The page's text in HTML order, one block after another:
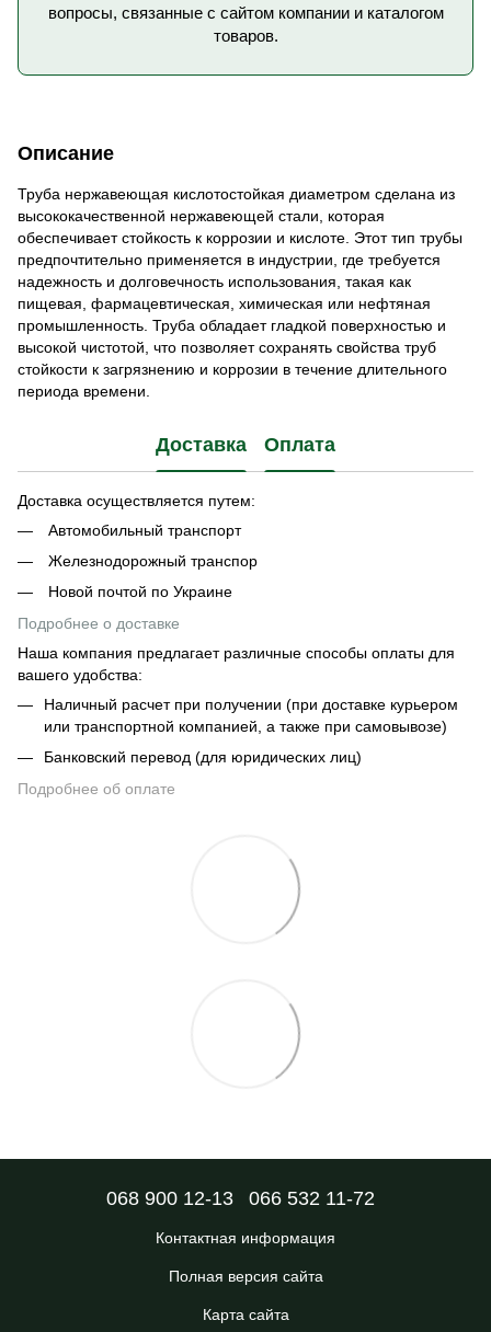
вопросы, связанные с сайтом компании и каталогом
товаров.
Описание
Труба нержавеющая кислотостойкая диаметром сделана из
высококачественной нержавеющей стали, которая
обеспечивает стойкость к коррозии и кислоте. Этот тип трубы
предпочтительно применяется в индустрии, где требуется
надежность и долговечность использования, такая как
пищевая, фармацевтическая, химическая или нефтяная
промышленность. Труба обладает гладкой поверхностью и
высокой чистотой, что позволяет сохранять свойства труб
стойкости к загрязнению и коррозии в течение длительного
периода времени.
Доставка Оплата
Доставка осуществляется путем:
Автомобильный транспорт
Железнодорожный транспор
Новой почтой по Украине
Подробнее о доставке
Наша компания предлагает различные способы оплаты для
вашего удобства:
Наличный расчет при получении (при доставке курьером
или транспортной компанией, а также при самовывозе)
Банковский перевод (для юридических лиц)
Подробнее об оплате
068 900 12-13 066 532 11-72
Контактная информация
Полная версия сайта
Карта сайта